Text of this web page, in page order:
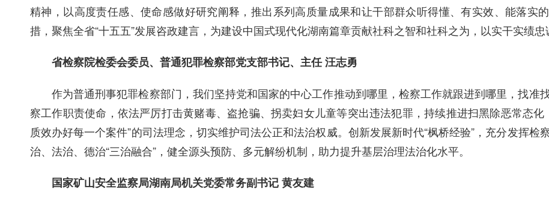
精神，以高度责任感、使命感做好研究阐释，推出系列高质量成果和让干部群众听得懂、有实效、能落实
措，聚焦全省“十五五”发展咨政建言，为建设中国式现代化湖南篇章贡献社科之智和社科之为，以实干实绩忠
省检察院检委会委员、普通犯罪检察部党支部书记、主任 汪志勇
作为普通刑事犯罪检察部门，我们坚持党和国家的中心工作推动到哪里，检察工作就跟进到哪里，找
察工作职责使命，依法严厉打击黄赌毒、盗抢骗、拐卖妇女儿童等突出违法犯罪，持续推进扫黑除恶常态
质效办好每一个案件”的司法理念，切实维护司法公正和法治权威。创新发展新时代“枫桥经验”，充分发挥
治、法治、德治“三治融合”，健全源头预防、多元解纷机制，助力提升基层治理法治化水平。
国家矿山安全监察局湖南局机关党委常务副书记 黄友建